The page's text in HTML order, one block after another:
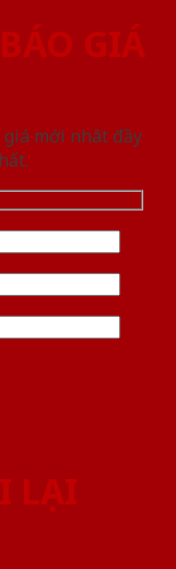
GIÁ
mới nhât đầy
LẠI